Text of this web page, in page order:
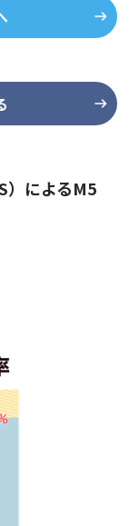
によるM5